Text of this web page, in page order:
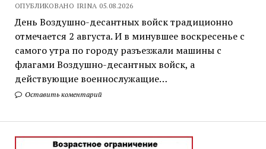
ОПУБЛИКОВАНО IRINA 05.08.2026
День Воздушно-десантных войск традиционно
отмечается 2 августа. И в минувшее воскресенье с
самого утра по городу разъезжали машины с
флагами Воздушно-десантных войск, а
действующие военнослужащие…
Оставить коментарий